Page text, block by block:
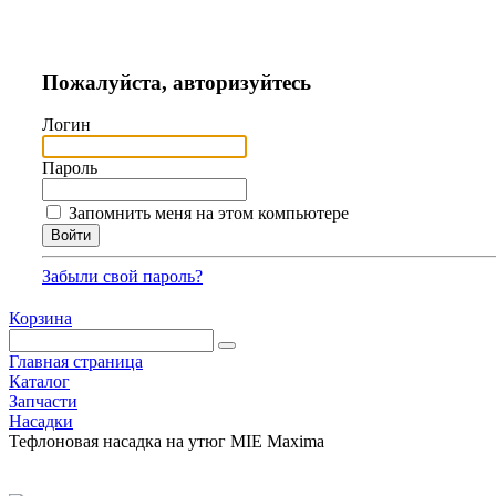
Пожалуйста, авторизуйтесь
Логин
Пароль
Запомнить меня на этом компьютере
Забыли свой пароль?
Корзина
Главная страница
Каталог
Запчасти
Насадки
Тефлоновая насадка на утюг MIE Maxima